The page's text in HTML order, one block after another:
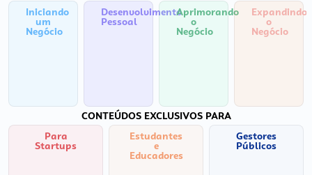
Iniciando
um
Negócio
Desenvolvimento
Pessoal
Aprimorando
o
Negócio
Expandindo
o
Negócio
CONTEÚDOS EXCLUSIVOS PARA
Para
Startups
Estudantes
e
Educadores
Gestores
Públicos